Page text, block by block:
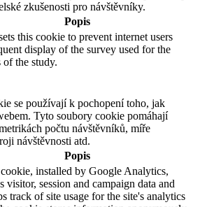
zkušenosti pro návštěvníky.
Popis
this cookie to prevent internet users
display of the survey used for the
of the study.
se používají k pochopení toho, jak
Tyto soubory cookie pomáhají
počtu návštěvníků, míře
návštěvnosti atd.
Popis
installed by Google Analytics,
visitor, session and campaign data and
track of site usage for the site's analytics